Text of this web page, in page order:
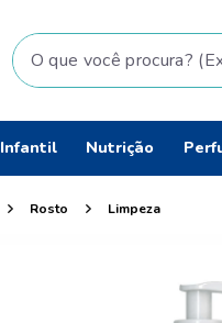
O que você procura? (Ex:
Infantil Nutrição
Rosto Limpeza